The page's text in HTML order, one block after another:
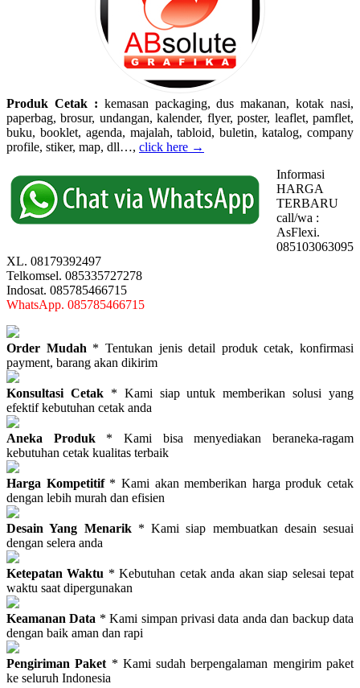
Produk Cetak : kemasan packaging, dus makanan, kotak nasi,
paperbag, brosur, undangan, kalender, flyer, poster, leaflet, pamflet,
buku, booklet, agenda, majalah, tabloid, buletin, katalog, company
profile, stiker, map, dll…, click here →
Informasi
HARGA
TERBARU
call/wa :
AsFlexi.
085103063095
XL. 08179392497
Telkomsel. 085335727278
Indosat. 085785466715
WhatsApp. 085785466715
Order Mudah * Tentukan jenis detail produk cetak, konfirmasi
payment, barang akan dikirim
Konsultasi Cetak* Kami siap untuk memberikan solusi yang
efektif kebutuhan cetak anda
Aneka Produk * Kami bisa menyediakan beraneka-ragam
kebutuhan cetak kualitas terbaik
Harga Kompetitif* Kami akan memberikan harga produk cetak
dengan lebih murah dan efisien
Desain Yang Menarik* Kami siap membuatkan desain sesuai
dengan selera anda
Ketepatan Waktu * Kebutuhan cetak anda akan siap selesai tepat
waktu saat dipergunakan
Keamanan Data * Kami simpan privasi data anda dan backup data
dengan baik aman dan rapi
Pengiriman Paket * Kami sudah berpengalaman mengirim paket
ke seluruh Indonesia